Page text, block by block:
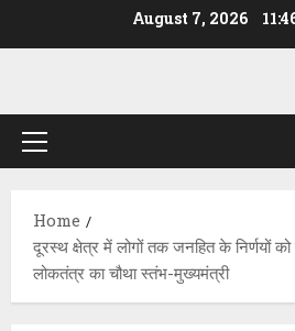
August 7, 2026
Primary
Home
दूरस्थ क्षेत्र में लोगों तक जनहित के निर्णयों
लोकतंत्र का चौथा स्तंभ-मुख्यमंत्री